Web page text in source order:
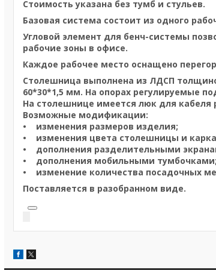
Стоимость указана без тумб и стульев.
Базовая система состоит из одного
Угловой элемент для бенч-системы
рабочие зоны в офисе.
Каждое рабочее место оснащено
Столешница выполнена из ЛДСП
60*30*1,5 мм. На опорах регулируемые
На столешнице имеется люк для кабеля
Возможные модификации:
• изменения размеров изделия;
• изменения цвета столешницы и
• дополнения разделительными
• дополнения мобильными тумбочками;
• изменение количества посадочных
Поставляется в разобранном виде.